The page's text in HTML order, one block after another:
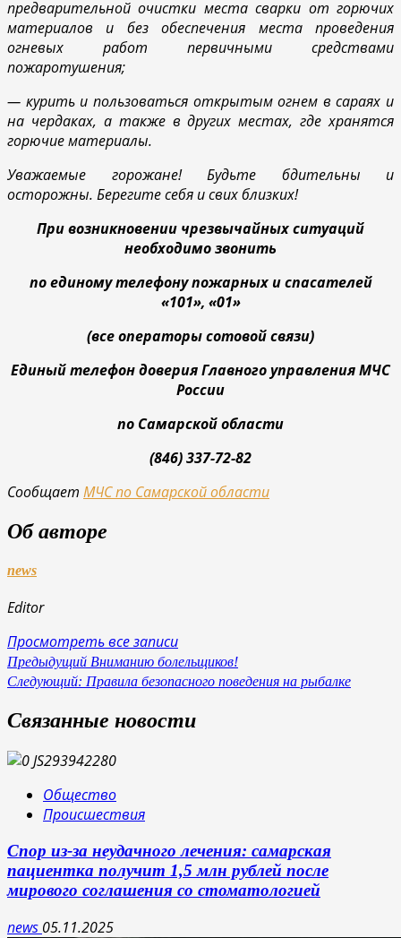
предварительной очистки места сварки от горючих
материалов и без обеспечения места проведения
огневых работ первичными средствами
пожаротушения;
— курить и пользоваться открытым огнем в сараях и
на чердаках, а также в других местах, где хранятся
горючие материалы.
Уважаемые горожане! Будьте бдительны и
осторожны. Берегите себя и свих близких!
При возникновении чрезвычайных ситуаций
необходимо звонить
по единому телефону пожарных и спасателей
«101», «01»
(все операторы сотовой связи)
Единый телефон доверия Главного управления МЧС
России
по Самарской области
(846) 337-72-82
Сообщает МЧС по Самарской области
Об авторе
news
Editor
Просмотреть все записи
Навигация
по
записям
Предыдущий Вниманию болельщиков!
Следующий: Правила безопасного поведения на рыбалке
Связанные новости
Общество
Происшествия
Спор из-за неудачного лечения: самарская
пациентка получит 1,5 млн рублей после
мирового соглашения со стоматологией
news 05.11.2025